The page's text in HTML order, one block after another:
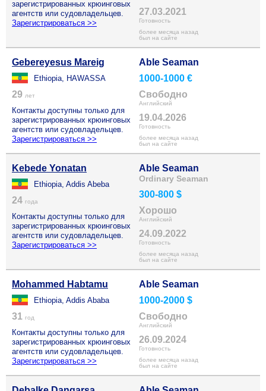
зарегистрированных крюинговых
агентств или судовладельцев.
Зарегистрироваться >>
27.03.2021
Готовность
более месяца назад
был на сайте
Gebereyesus Mareig
Ethiopia, HAWASSA
29 лет
Контакты доступны только для
зарегистрированных крюинговых
агентств или судовладельцев.
Зарегистрироваться >>
Able Seaman
1000-1000 €
Свободно
Английский
19.04.2026
Готовность
более месяца назад
был на сайте
Kebede Yonatan
Ethiopia, Addis Abeba
24 года
Контакты доступны только для
зарегистрированных крюинговых
агентств или судовладельцев.
Зарегистрироваться >>
Able Seaman
Ordinary Seaman
300-800 $
Хорошо
Английский
24.09.2022
Готовность
более месяца назад
был на сайте
Mohammed Habtamu
Ethiopia, Addis Ababa
31 год
Контакты доступны только для
зарегистрированных крюинговых
агентств или судовладельцев.
Зарегистрироваться >>
Able Seaman
1000-2000 $
Свободно
Английский
26.09.2024
Готовность
более месяца назад
был на сайте